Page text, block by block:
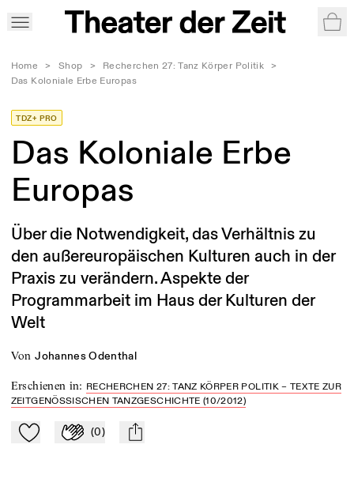
Home > Shop > Recherchen 27: Tanz Körper Politik
>
Das Koloniale Erbe Europas
TDZ+ PRO
Das Koloniale Erbe
Europas
Über die Notwendigkeit, das Verhältnis zu
den außereuropäischen Kulturen auch in der
Praxis zu verändern. Aspekte der
Programmarbeit im Haus der Kulturen der
Welt
von Johannes Odenthal
Erschienen in: RECHERCHEN 27: TANZ KÖRPER POLITIK – TEXTE ZUR
ZEITGENÖSSISCHEN TANZGESCHICHTE (10/2012)
Zu Mein-TdZ hinzufügen
Applaudieren
(0) mail